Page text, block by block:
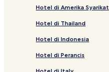
Hotel di Amerika Syarikat
Hotel di Thailand
Hotel di Indonesia
Hotel di Perancis